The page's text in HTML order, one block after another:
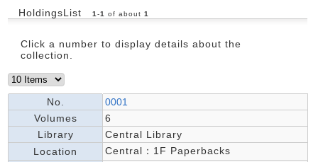
HoldingsList 1 -1 of about 1
Click a number to display details about the
collection.
No.
0001
Volumes
6
Library
Central Library
Location
Central：1F Paperbacks